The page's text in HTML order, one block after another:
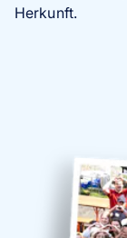
Herkunft.